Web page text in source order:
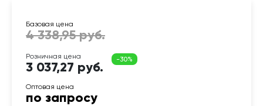
3 037,27 руб.
по запросу